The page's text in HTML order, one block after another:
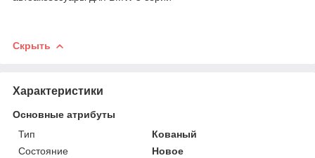
Скрыть
Характеристики
Основные атрибуты
Тип
Кованый
Состояние
Новое